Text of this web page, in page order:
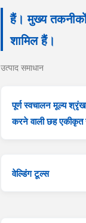
हैं। मुख्य तकनीकों
शामिल हैं।
उत्पाद समाधान
पूर्ण स्वचालन मूल्य
करने वाली छह एकीकृत
वेल्डिंग टूल्स